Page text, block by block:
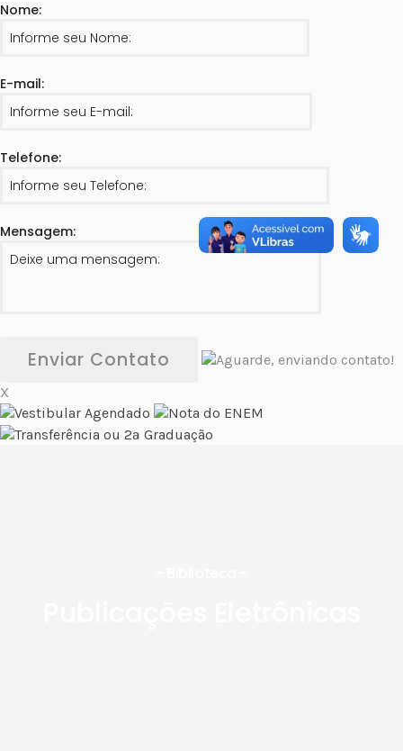
Nome:
E-mail:
Telefone:
Mensagem:
Enviar Contato
X